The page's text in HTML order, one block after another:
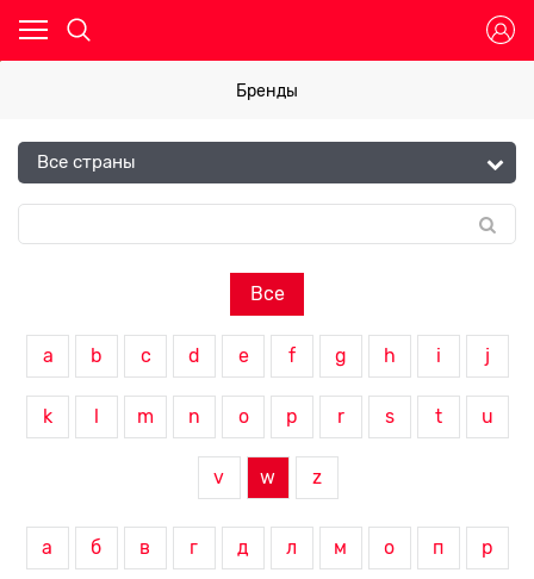
Бренды
Все
a b c d e f g h i j
k m n o p r s t u
v w z
а б в г д л м о п р